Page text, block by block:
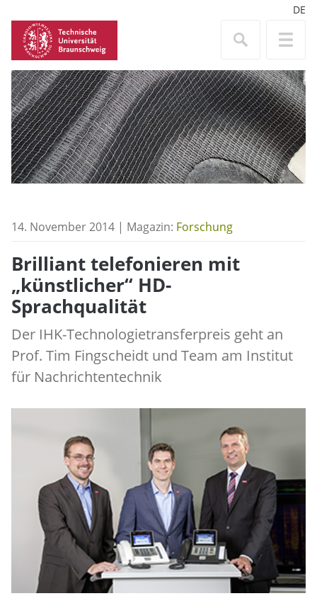
DE
14. November 2014 | Magazin: Forschung
Brilliant telefonieren mit
„künstlicher“ HD-
Sprachqualität
Der IHK-Technologietransferpreis geht an
Prof. Tim Fingscheidt und Team am Institut
für Nachrichtentechnik